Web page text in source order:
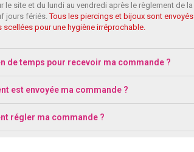
le site et du lundi au vendredi après le règlement de la
jours fériés.Tous les piercings et bijoux sont envoyés
scellées pour une hygiène irréprochable.
de temps pour recevoir ma commande ?
est envoyée ma commande ?
régler ma commande ?